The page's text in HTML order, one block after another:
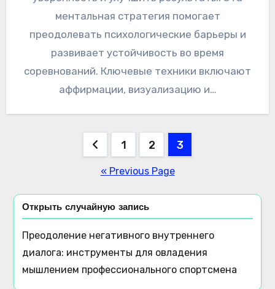
ментальная стратегия помогает
преодолевать психологические барьеры и
развивает устойчивость во время
соревнований. Ключевые техники включают
аффирмации, визуализацию и…
pagination
1 2 3
« Previous Page
Открыть случайную запись
Преодоление негативного внутреннего
диалога: инструменты для овладения
мышлением профессионального спортсмена